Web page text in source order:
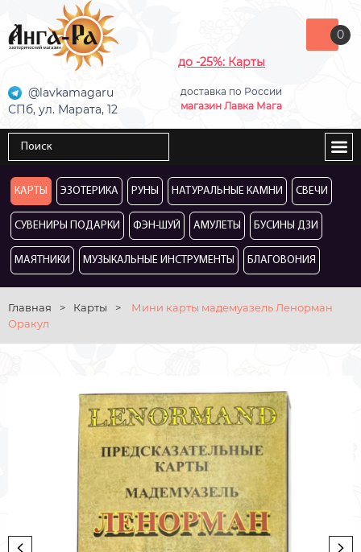
до -25%: Карты
доставка по России
магазин Лавка Мага
@lavkamagaru
СПб, ул. Марата, 12
0
КАРТЫ ЭЗОТЕРИКА РУНЫ НАТУРАЛЬНЫЕ КАМНИ СВЕЧИ
СУВЕНИРЫ ПОДАРКИ ФЭН-ШУЙ АМУЛЕТЫ БУСИНЫ ДЗИ
МАЯТНИКИ МУЗЫКАЛЬНЫЕ ИНСТРУМЕНТЫ БЛАГОВОНИЯ
Главная > Карты >
Мини карты мадемуазель Ленорман
Оракул